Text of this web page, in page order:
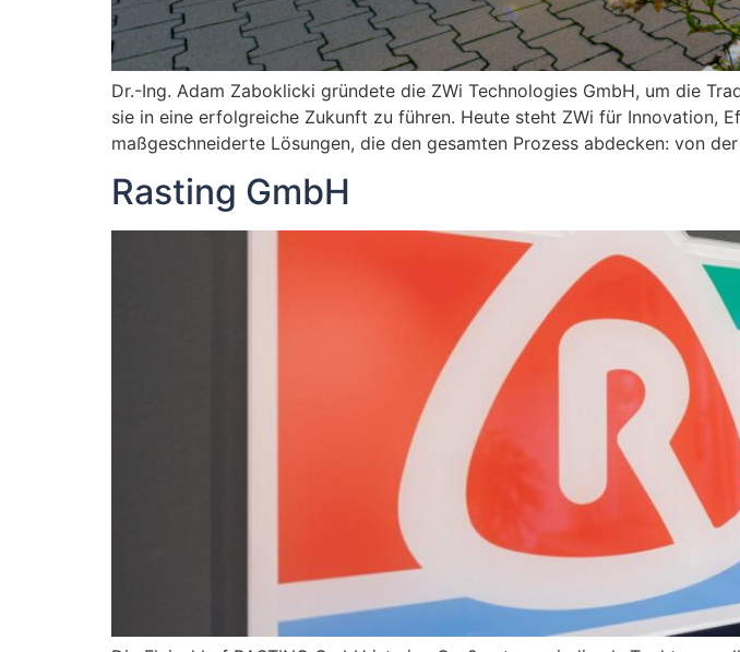
Dr.-Ing. Adam Zaboklicki gründete die ZWi Technologies GmbH, um die
sie in eine erfolgreiche Zukunft zu führen. Heute steht ZWi für Innovation,
maßgeschneiderte Lösungen, die den gesamten Prozess abdecken: von
Rasting GmbH